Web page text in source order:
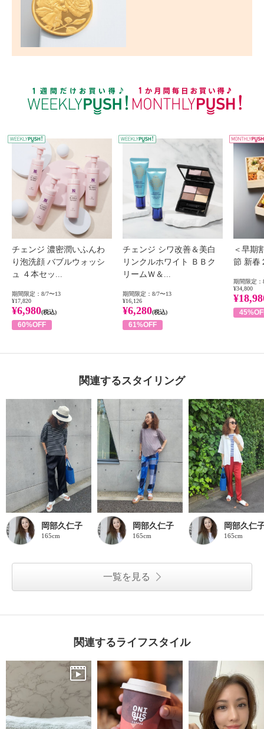
WEEKLY PUSH
チェンジ 濃密潤いふんわ
り泡洗顔 バブルウォッシ
ュ ４本セッ...
期間限定：8/7〜13
¥17,820
¥6,980(税込)
60%OFF
チェンジ シワ改善＆美白
リンクルホワイト ＢＢク
リームＷ＆...
期間限定：8/7〜13
¥16,126
¥6,280(税込)
61%OFF
＜早期
節 新春
期間限定：
¥34,800
関連するスタイリング
岡部久仁子
165cm
岡部久仁子
165cm
岡部久仁
165cm
一覧を見る
関連するライフスタイル